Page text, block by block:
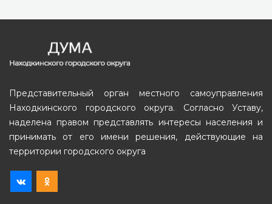
Представительный орган местного самоуправления
Находкинского городского округа. Согласно Уставу,
наделена правом представлять интересы населения и
принимать от его имени решения, действующие на
территории городского округа